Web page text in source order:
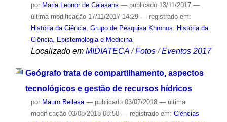
por Maria Leonor de Calasans — publicado13/11/2017 —
última modificação17/11/2017 14:29 — registrado em:
História da Ciência, Grupo de Pesquisa Khronos: História da
Ciência, Epistemologia e Medicina
Localizado em MIDIATECA /Fotos /Eventos 2017
Geógrafo trata de compartilhamento, aspectos
tecnológicos e gestão de recursos hídricos
por Mauro Bellesa — publicado03/07/2018 — última
modificação03/08/2018 08:50 — registrado em: Ciências